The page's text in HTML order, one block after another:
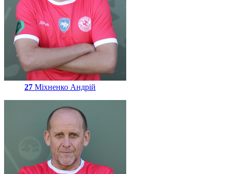
27 Міхненко Андрій